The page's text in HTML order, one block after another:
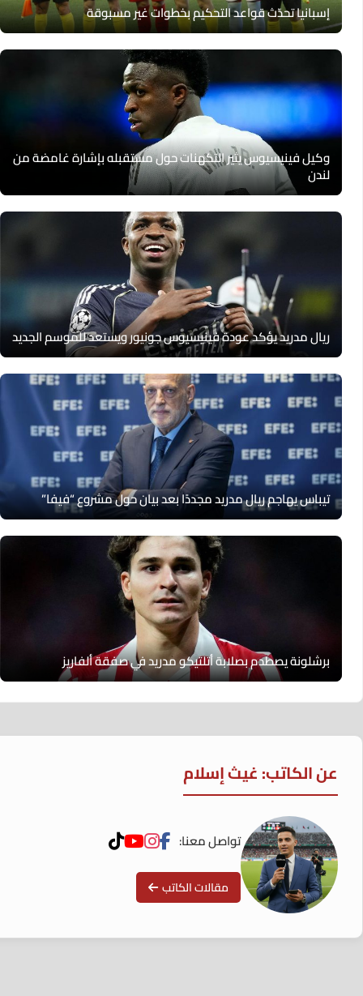
إسبانيا تحدّث قواعد التحكيم بخطوات غير مسبوقة
وكيل فينيسيوس يثير التكهنات حول مستقبله بإشارة غامضة من
لندن
ريال مدريد يؤكد عودة فينيسيوس جونيور ويستعد للموسم الجديد
تيباس يهاجم ريال مدريد مجددًا بعد بيان حول مشروع “فيفا”
برشلونة يصطدم بصلابة أتلتيكو مدريد في صفقة ألفاريز
عن الكاتب: غيث إسلام
تواصل معنا:
مقالات الكاتب